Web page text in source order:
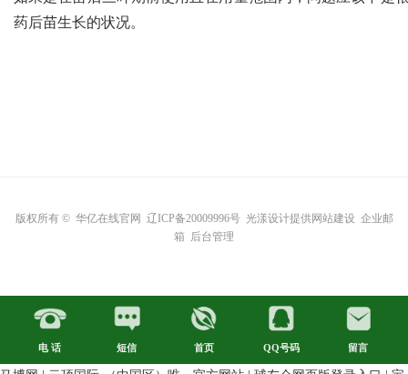
药后苗生长的状况。
版权所有 © 华亿在线官网 辽ICP备20009996号 光漾设计提供网站建设 企业邮
箱 后台管理
电 话 短信 首页 QQ号码 留言